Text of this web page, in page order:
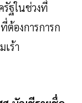
ฐในช่วงที่
ต้องการการก
ร้า